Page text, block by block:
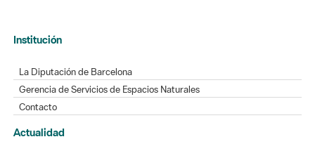
Institución
La Diputación de Barcelona
Gerencia de Servicios de Espacios Naturales
Contacto
Actualidad